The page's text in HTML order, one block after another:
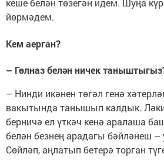
кеше белән төзегән идем. Шуңа
йөрмәдем.
Кем аерган?
– Гөлназ белән ничек
– Нинди икәнен төгәл генә
вакытында танышып калдык.
берничә ел үткәч кенә аралаша
белән безнең арадагы бәйләнеш –
Сөйләп, аңлатып бетерә торган